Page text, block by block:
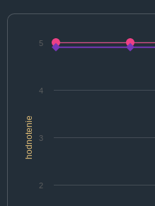
hodnotenie
2
3
4
5